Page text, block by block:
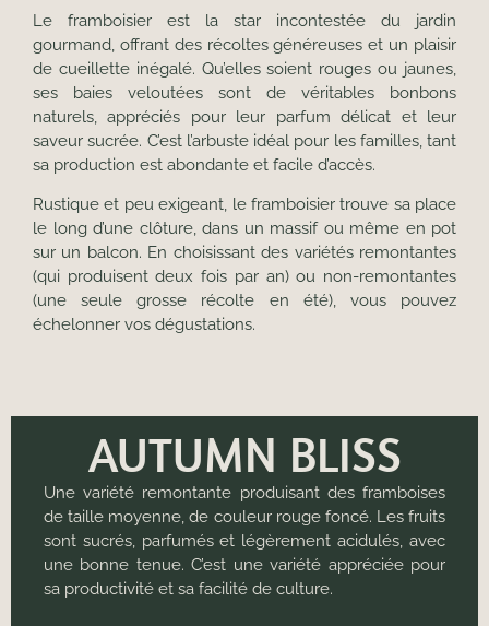
Le framboisier est la star incontestée du jardin
gourmand, offrant des récoltes généreuses et un plaisir
de cueillette inégalé. Qu’elles soient rouges ou jaunes,
ses baies veloutées sont de véritables bonbons
naturels, appréciés pour leur parfum délicat et leur
saveur sucrée. C’est l’arbuste idéal pour les familles, tant
sa production est abondante et facile d’accès.
Rustique et peu exigeant, le framboisier trouve sa place
le long d’une clôture, dans un massif ou même en pot
sur un balcon. En choisissant des variétés remontantes
(qui produisent deux fois par an) ou non-remontantes
(une seule grosse récolte en été), vous pouvez
échelonner vos dégustations.
AUTUMN BLISS
Une variété remontante produisant des framboises
de taille moyenne, de couleur rouge foncé. Les fruits
sont sucrés, parfumés et légèrement acidulés, avec
une bonne tenue. C’est une variété appréciée pour
sa productivité et sa facilité de culture.